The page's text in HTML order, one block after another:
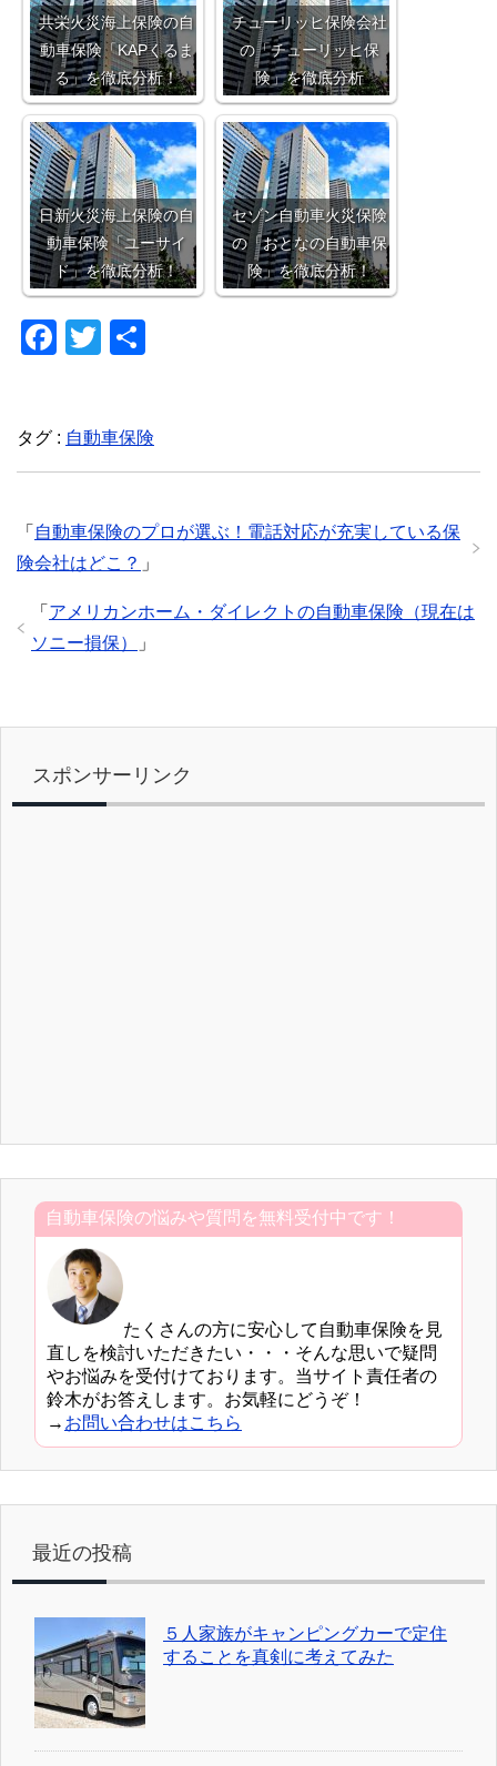
共栄火災海上保険の自
動車保険「KAPくるま
る」を徹底分析！
チューリッヒ保険会社
の「チューリッヒ保
険」を徹底分析
日新火災海上保険の自
動車保険「ユーサイ
ド」を徹底分析！
セゾン自動車火災保険
の「おとなの自動車保
険」を徹底分析！
F
e
b
o
o
k
T
er
タグ : 自動車保険
「 自動車保険のプロが選ぶ！電話対応が充実している保
険会社はどこ？ 」
「 アメリカンホーム・ダイレクトの自動車保険（現在は
ソニー損保）
」
スポンサーリンク
自動車保険の悩みや質問を無料受付中です！
たくさんの方に安心して自動車保険を見
直しを検討いただきたい・・・そんな思いで疑問
やお悩みを受付けております。当サイト責任者の
鈴木がお答えします。お気軽にどうぞ！
→ お問い合わせはこちら
最近の投稿
５人家族がキャンピングカーで定住
することを真剣に考えてみた